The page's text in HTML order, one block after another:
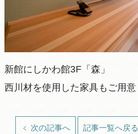
新館にしかわ館3F「森」
西川材を使用した家具もご用意
次の記事へ 記事一覧へ戻る